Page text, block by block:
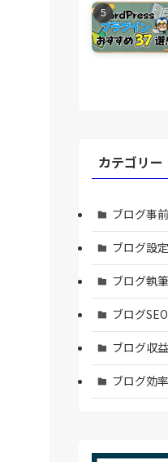
カテゴリー
ブログ事
ブログ設定
ブログ執筆
ブログ
ブログ収
ブログ効